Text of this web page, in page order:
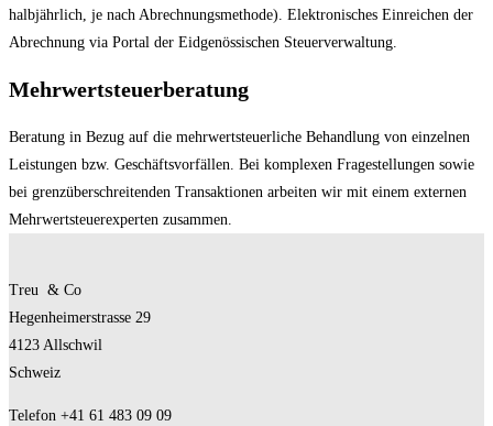
halbjährlich, je nach Abrechnungsmethode). Elektronisches Einreichen der
Abrechnung via Portal der Eidgenössischen Steuerverwaltung.
Mehrwertsteuerberatung
Beratung in Bezug auf die mehrwertsteuerliche Behandlung von einzelnen
Leistungen bzw. Geschäftsvorfällen. Bei komplexen Fragestellungen sowie
bei grenzüberschreitenden Transaktionen arbeiten wir mit einem externen
Mehrwertsteuerexperten zusammen.
Treu & Co
Hegenheimerstrasse 29
4123 Allschwil
Schweiz
Telefon +41 61 483 09 09